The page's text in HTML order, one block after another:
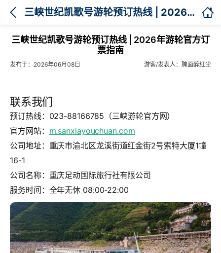
三峡世纪凯歌号游轮预订热线 | 2026年游轮官方订票指南 
三峡世纪凯歌号游轮预订热线 | 2026年游轮官方订
票指南
发布于：2026年06月08日 游客/发表人：腌面醉红尘
联系我们
预订热线：023-88166785（三峡游轮官方网）
官方网站： m.sanxiayouchuan.com
公司地址：重庆市渝北区龙溪街道红金街2号索特大厦1幢
16-1
公司名称：重庆足动国际旅行社有限公司
服务时间：全年无休 08:00-22:00